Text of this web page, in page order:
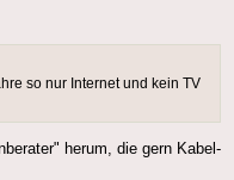
so nur Internet und kein TV
herum, die gern Kabel-